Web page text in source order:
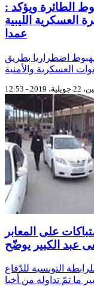
الطائرة ويؤكد :
العسكرية الليبية
عمدا
اضطراريا بطريق
2019 - 12:53
على المعابر
عبد الكبير يوضّح
التونسية للدّفاع